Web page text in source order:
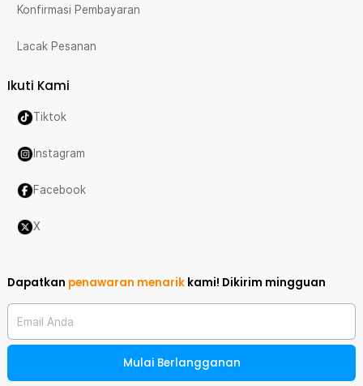
Konfirmasi Pembayaran
Lacak Pesanan
Ikuti Kami
Tiktok
Instagram
Facebook
X
Dapatkan penawaran menarik kami! Dikirim mingguan
Email Anda
Mulai Berlangganan